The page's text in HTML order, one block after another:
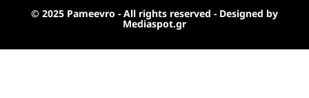
© 2025 Pameevro - All rights reserved - Designed by
Mediaspot.gr